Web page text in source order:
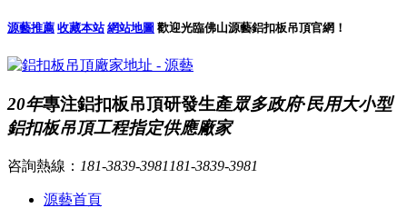
源藝推薦 收藏本站 網站地圖 歡迎光臨佛山源藝鋁扣板吊頂官網！
20年專注鋁扣板吊頂研發生產眾多政府·民用大小型
鋁扣板吊頂工程指定供應廠家
咨詢熱線： 181-3839-3981 181-3839-3981
源藝首頁